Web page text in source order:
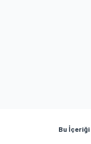
Bu İçeriği